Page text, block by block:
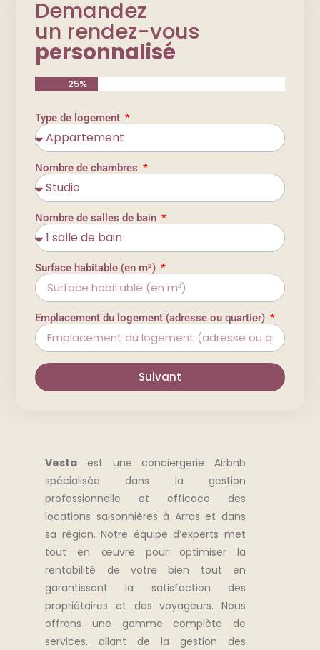
Demandez
un rendez-vous
personnalisé
25%
Type de logement
Nombre de chambres
Nombre de salles de bain
Surface habitable (en m²)
Emplacement du logement (adresse ou quartier)
Suivant
Vesta est une conciergerie Airbnb
spécialisée dans la gestion
professionnelle et efficace des
locations saisonnières à Arras et dans
sa région. Notre équipe d’experts met
tout en œuvre pour optimiser la
rentabilité de votre bien tout en
garantissant la satisfaction des
propriétaires et des voyageurs. Nous
offrons une gamme complète de
services, allant de la gestion des